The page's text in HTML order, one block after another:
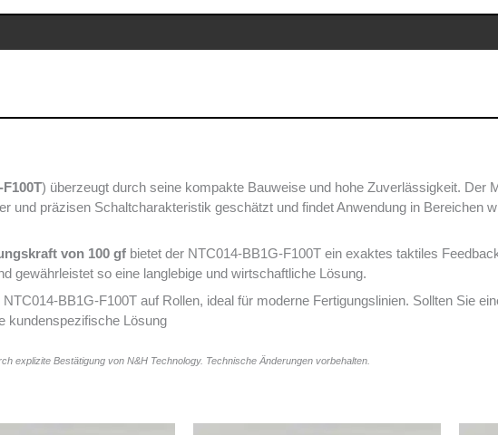
) überzeugt durch seine kompakte Bauweise und hohe Zuverlässigkeit. Der
und präzisen Schaltcharakteristik geschätzt und findet Anwendung in Bereichen
von 100 gf bietet der NTC014-BB1G-F100T ein exaktes taktiles
gewährleistet so eine langlebige und wirtschaftliche Lösung.
BB1G-F100T auf Rollen, ideal für moderne Fertigungslinien. Sollten Sie
kundenspezifische Lösung
explizite Bestätigung von N&H Technology. Technische Änderungen vorbehalten.